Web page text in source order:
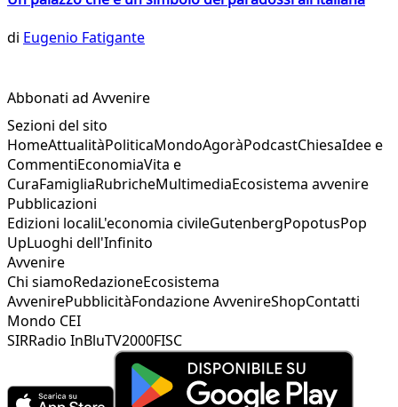
di Eugenio Fatigante
Abbonati ad Avvenire
Sezioni del sito
HomeAttualitàPoliticaMondoAgoràPodcastChiesaIdee e
CommentiEconomiaVita e
CuraFamigliaRubricheMultimediaEcosistema avvenire
Pubblicazioni
Edizioni localiL'economia civileGutenbergPopotusPop
UpLuoghi dell'Infinito
Avvenire
Chi siamoRedazioneEcosistema
AvvenirePubblicitàFondazione AvvenireShopContatti
Mondo CEI
SIRRadio InBluTV2000FISC